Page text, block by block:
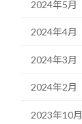
2024年5月
2024年4月
2024年3月
2024年2月
2023年10月